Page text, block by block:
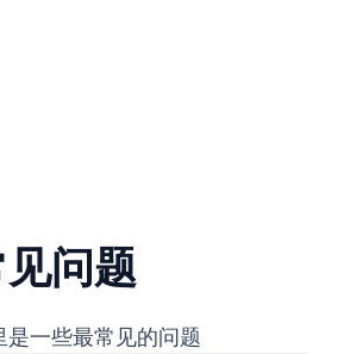
问题
是一些最常见的问题